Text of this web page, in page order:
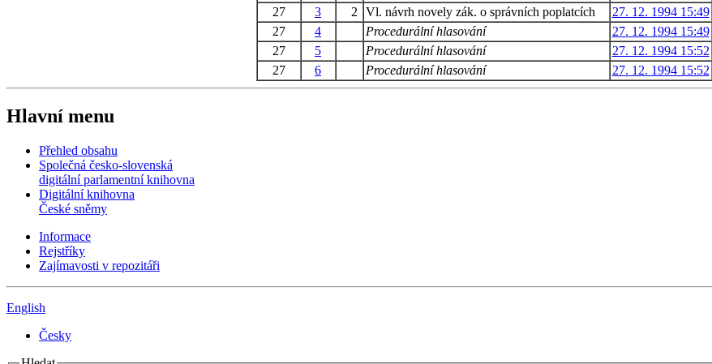
27
3 2 Vl. návrh novely zák. o správních poplatcích 27. 12. 1994 15:49
27
4 Procedurální hlasování 27. 12. 1994 15:49
27
5 Procedurální hlasování 27. 12. 1994 15:52
27
6 Procedurální hlasování 27. 12. 1994 15:52
Hlavní menu
Přehled obsahu
Společná česko-slovenská
digitální parlamentní knihovna
Digitální knihovna
České sněmy
Informace
Rejstříky
Zajímavosti v repozitáři
English
Česky